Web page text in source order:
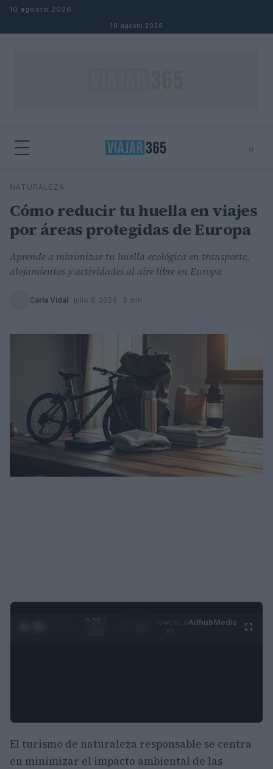
Saltar al contenido
10 agosto 2026
10 agosto 2026
⌕
Buscar
NATURALEZA
Cómo reducir tu huella en viajes
por áreas protegidas de Europa
Aprende a minimizar tu huella ecológica en transporte,
alojamientos y actividades al aire libre en Europa
Carla Vidal · julio 9, 2026 · 3 min
0:29 /
Adhub Media
El turismo de naturaleza responsable se centra
en minimizar el impacto ambiental de las